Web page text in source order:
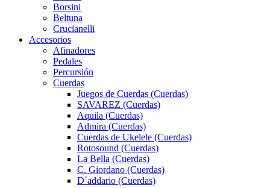
Borsini
Beltuna
Crucianelli
Accesorios
Afinadores
Pedales
Percursión
Cuerdas
Juegos de Cuerdas (Cuerdas)
SAVAREZ (Cuerdas)
Aquila (Cuerdas)
Admira (Cuerdas)
Cuerdas de Ukelele (Cuerdas)
Rotosound (Cuerdas)
La Bella (Cuerdas)
C. Giordano (Cuerdas)
D´addario (Cuerdas)